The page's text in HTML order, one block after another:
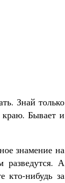
Знай только
Бывает и
знамение на
разведутся. А
кто-нибудь за